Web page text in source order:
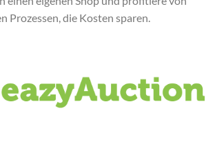
Prozessen, die Kosten sparen.